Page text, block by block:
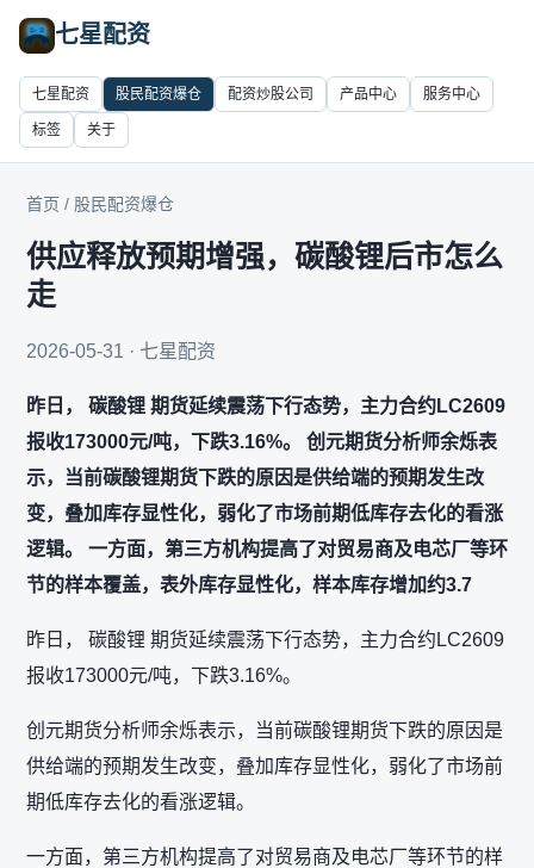
七星配资
七星配资 股民配资爆仓 配资炒股公司 产品中心 服务中心
标签 关于
首页 / 股民配资爆仓
供应释放预期增强，碳酸锂后市怎么
走
2026-05-31 · 七星配资
昨日， 碳酸锂 期货延续震荡下行态势，主力合约LC2609
报收173000元/吨，下跌3.16%。 创元期货分析师余烁表
示，当前碳酸锂期货下跌的原因是供给端的预期发生改
变，叠加库存显性化，弱化了市场前期低库存去化的看涨
逻辑。 一方面，第三方机构提高了对贸易商及电芯厂等环
节的样本覆盖，表外库存显性化，样本库存增加约3.7
昨日， 碳酸锂 期货延续震荡下行态势，主力合约LC2609
报收173000元/吨，下跌3.16%。
创元期货分析师余烁表示，当前碳酸锂期货下跌的原因是
供给端的预期发生改变，叠加库存显性化，弱化了市场前
期低库存去化的看涨逻辑。
一方面，第三方机构提高了对贸易商及电芯厂等环节的样